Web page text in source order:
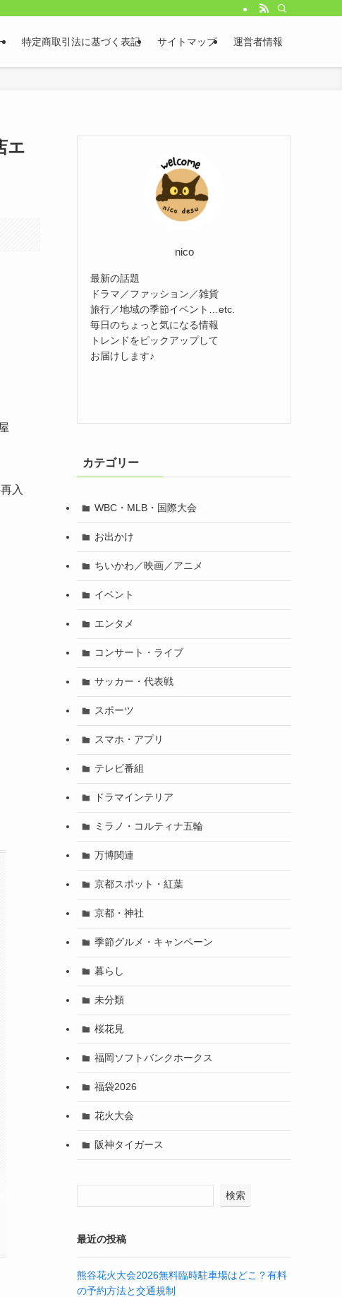
特定商取引法に基づく表記 サイトマップ 運営者情報
エ
入
nico
最新の話題
ドラマ／ファッション／雑貨
旅行／地域の季節イベント…etc.
毎日のちょっと気になる情報
トレンドをピックアップして
お届けします♪
カテゴリー
WBC・MLB・国際大会
お出かけ
ちいかわ／映画／アニメ
イベント
エンタメ
コンサート・ライブ
サッカー・代表戦
スポーツ
スマホ・アプリ
テレビ番組
ドラマインテリア
ミラノ・コルティナ五輪
万博関連
京都スポット・紅葉
京都・神社
季節グルメ・キャンペーン
暮らし
未分類
桜花見
福岡ソフトバンクホークス
福袋2026
花火大会
阪神タイガース
検索
最近の投稿
熊谷花火大会2026無料臨時駐車場はどこ？有料
の予約方法と交通規制